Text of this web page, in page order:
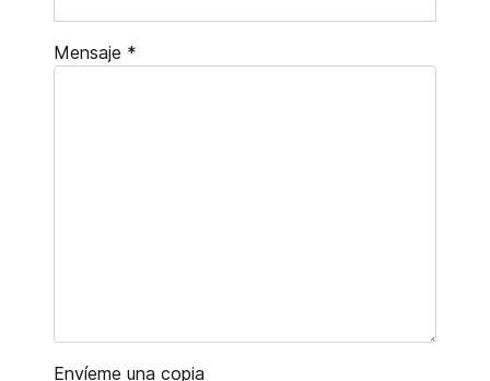
Mensaje *
Envíeme una copia